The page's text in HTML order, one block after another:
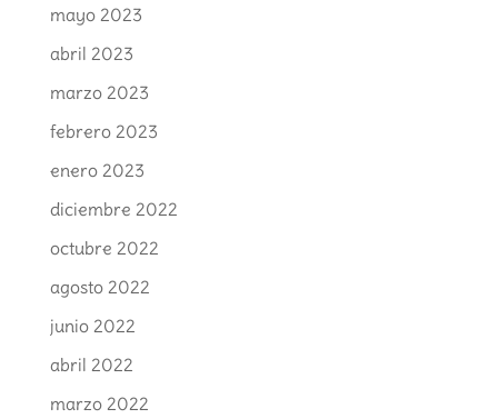
mayo 2023
abril 2023
marzo 2023
febrero 2023
enero 2023
diciembre 2022
octubre 2022
agosto 2022
junio 2022
abril 2022
marzo 2022